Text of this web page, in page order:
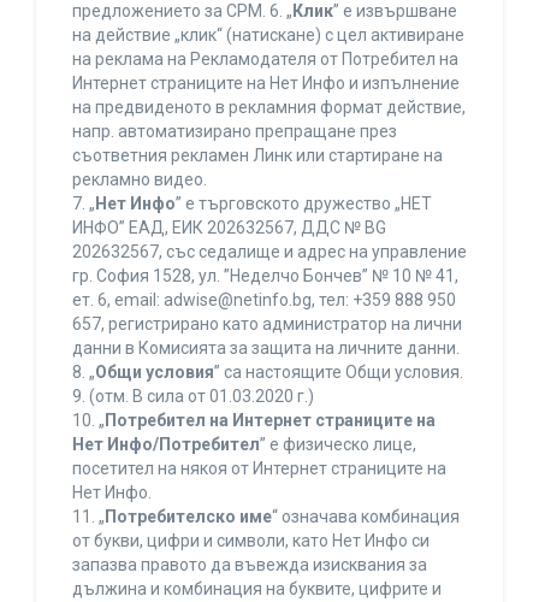
предложението за CPM. 6. „ Клик” е извършване
на действие „клик“ (натискане) с цел активиране
на реклама на Рекламодателя от Потребител на
Интернет страниците на Нет Инфо и изпълнение
на предвиденото в рекламния формат действие,
напр. автоматизирано препращане през
съответния рекламен Линк или стартиране на
рекламно видео.
7. „ Нет Инфо” е търговското дружество „НЕТ
ИНФО” ЕАД, ЕИК 202632567, ДДС № BG
202632567, със седалище и адрес на управление
гр. София 1528, ул. ”Неделчо Бончев” № 10 № 41,
ет. 6, еmail: adwise@netinfo.bg, тел: +359 888 950
657, регистрирано като администратор на лични
данни в Комисията за защита на личните данни.
8. „Общи условия” са настоящите Общи условия.
9. (отм. В сила от 01.03.2020 г.)
10. „ Потребител на Интернет страниците на
Нет Инфо/Потребител” е физическо лице,
посетител на някоя от Интернет страниците на
Нет Инфо.
11. „ Потребителско име“ означава комбинация
от букви, цифри и символи, като Нет Инфо си
запазва правото да въвежда изисквания за
дължина и комбинация на буквите, цифрите и